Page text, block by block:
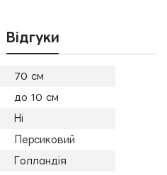
Відгуки
70 см
до 10 см
Ні
Персиковий
Голландія